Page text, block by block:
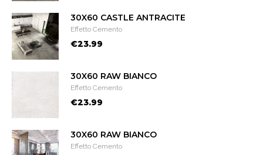
30X60 CASTLE ANTRACITE
Effetto Cemento
€23.99
30X60 RAW BIANCO
Effetto Cemento
€23.99
30X60 RAW BIANCO
Effetto Cemento